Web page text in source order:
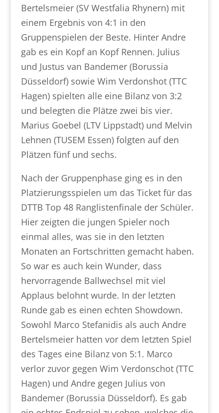
Bertelsmeier (SV Westfalia Rhynern) mit
einem Ergebnis von 4:1 in den
Gruppenspielen der Beste. Hinter Andre
gab es ein Kopf an Kopf Rennen. Julius
und Justus van Bandemer (Borussia
Düsseldorf) sowie Wim Verdonshot (TTC
Hagen) spielten alle eine Bilanz von 3:2
und belegten die Plätze zwei bis vier.
Marius Goebel (LTV Lippstadt) und Melvin
Lehnen (TUSEM Essen) folgten auf den
Plätzen fünf und sechs.
Nach der Gruppenphase ging es in den
Platzierungsspielen um das Ticket für das
DTTB Top 48 Ranglistenfinale der Schüler.
Hier zeigten die jungen Spieler noch
einmal alles, was sie in den letzten
Monaten an Fortschritten gemacht haben.
So war es auch kein Wunder, dass
hervorragende Ballwechsel mit viel
Applaus belohnt wurde. In der letzten
Runde gab es einen echten Showdown.
Sowohl Marco Stefanidis als auch Andre
Bertelsmeier hatten vor dem letzten Spiel
des Tages eine Bilanz von 5:1. Marco
verlor zuvor gegen Wim Verdonschot (TTC
Hagen) und Andre gegen Julius von
Bandemer (Borussia Düsseldorf). Es gab